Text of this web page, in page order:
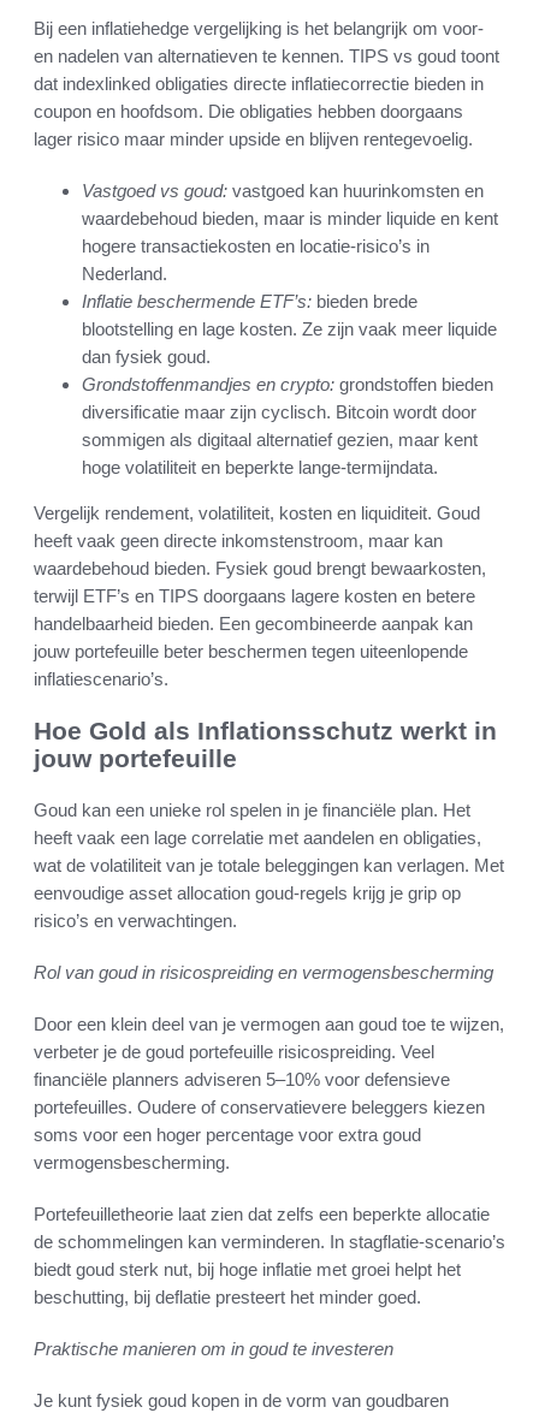
Bij een inflatiehedge vergelijking is het belangrijk om voor-
en nadelen van alternatieven te kennen. TIPS vs goud toont
dat indexlinked obligaties directe inflatiecorrectie bieden in
coupon en hoofdsom. Die obligaties hebben doorgaans
lager risico maar minder upside en blijven rentegevoelig.
Vastgoed vs goud: vastgoed kan huurinkomsten en
waardebehoud bieden, maar is minder liquide en kent
hogere transactiekosten en locatie-risico’s in
Nederland.
Inflatie beschermende ETF’s: bieden brede
blootstelling en lage kosten. Ze zijn vaak meer liquide
dan fysiek goud.
Grondstoffenmandjes en crypto: grondstoffen bieden
diversificatie maar zijn cyclisch. Bitcoin wordt door
sommigen als digitaal alternatief gezien, maar kent
hoge volatiliteit en beperkte lange-termijndata.
Vergelijk rendement, volatiliteit, kosten en liquiditeit. Goud
heeft vaak geen directe inkomstenstroom, maar kan
waardebehoud bieden. Fysiek goud brengt bewaarkosten,
terwijl ETF’s en TIPS doorgaans lagere kosten en betere
handelbaarheid bieden. Een gecombineerde aanpak kan
jouw portefeuille beter beschermen tegen uiteenlopende
inflatiescenario’s.
Hoe Gold als Inflationsschutz werkt in
jouw portefeuille
Goud kan een unieke rol spelen in je financiële plan. Het
heeft vaak een lage correlatie met aandelen en obligaties,
wat de volatiliteit van je totale beleggingen kan verlagen. Met
eenvoudige asset allocation goud-regels krijg je grip op
risico’s en verwachtingen.
Rol van goud in risicospreiding en vermogensbescherming
Door een klein deel van je vermogen aan goud toe te wijzen,
verbeter je de goud portefeuille risicospreiding. Veel
financiële planners adviseren 5–10% voor defensieve
portefeuilles. Oudere of conservatievere beleggers kiezen
soms voor een hoger percentage voor extra goud
vermogensbescherming.
Portefeuilletheorie laat zien dat zelfs een beperkte allocatie
de schommelingen kan verminderen. In stagflatie-scenario’s
biedt goud sterk nut, bij hoge inflatie met groei helpt het
beschutting, bij deflatie presteert het minder goed.
Praktische manieren om in goud te investeren
Je kunt fysiek goud kopen in de vorm van goudbaren